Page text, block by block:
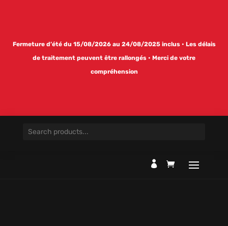
Fermeture d’été du 15/08/2026 au 24/08/2025 inclus • Les délais
de traitement peuvent être rallongés • Merci de votre
compréhension
